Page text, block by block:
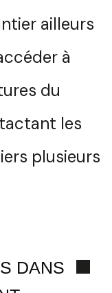
ailleurs
à
du
les
plusieurs
DANS